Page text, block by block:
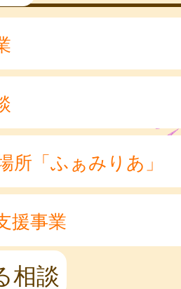
所「ふぁみりあ」
援事業
相談